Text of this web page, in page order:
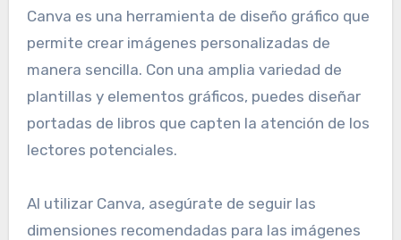
Canva es una herramienta de diseño gráfico que
permite crear imágenes personalizadas de
manera sencilla. Con una amplia variedad de
plantillas y elementos gráficos, puedes diseñar
portadas de libros que capten la atención de los
lectores potenciales.
Al utilizar Canva, asegúrate de seguir las
dimensiones recomendadas para las imágenes